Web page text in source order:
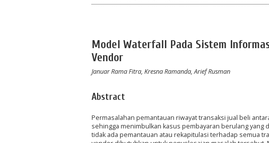
Model Waterfall Pada Sistem
Vendor
Januar Rama Fitra, Kresna Ramanda, Arief Rusman
Abstract
Permasalahan pemantauan riwayat transaksi jual beli
sehingga menimbulkan kasus pembayaran berulang
tidak ada pemantauan atau rekapitulasi terhadap semua